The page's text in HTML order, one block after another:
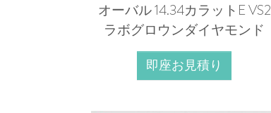
オーバル 14.34カラットE VS2
ラボグロウンダイヤモンド
即座お見積り